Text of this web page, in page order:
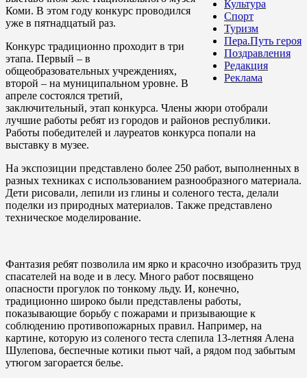
Культура
Спорт
Туризм
Пера.Путь героя
Поздравления
Редакция
Реклама
Коми. В этом году конкурс проводился
уже в пятнадцатый раз.
Конкурс традиционно проходит в три
этапа. Первый – в
общеобразовательных учреждениях,
второй – на муниципальном уровне. В
апреле состоялся третий,
заключительный, этап конкурса. Члены жюри отобрали
лучшие работы ребят из городов и районов республики.
Работы победителей и лауреатов конкурса попали на
выставку в музее.
На экспозиции представлено более 250 работ, выполненных в
разных техниках с использованием разнообразного материала.
Дети рисовали, лепили из глины и соленого теста, делали
поделки из природных материалов. Также представлено
техническое моделирование.
Фантазия ребят позволила им ярко и красочно изобразить труд
спасателей на воде и в лесу. Много работ посвящено
опасности прогулок по тонкому льду. И, конечно,
традиционно широко были представлены работы,
показывающие борьбу с пожарами и призывающие к
соблюдению противопожарных правил. Например, на
картине, которую из соленого теста слепила 13-летняя Алена
Шулепова, беспечные котики пьют чай, а рядом под забытым
утюгом загорается белье.